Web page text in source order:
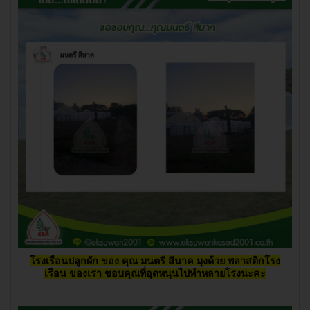
โรงเรือนปลูกผัก ของ คุณ มนตรี สีนาค มุงด้วย พลาสติกโรง
เรือน ของเรา ขอบคุณที่อุดหนุนไปทำหลายโรงนะคะ